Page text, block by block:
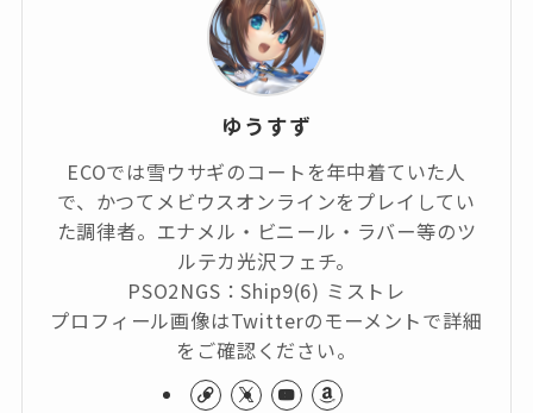
ゆうすず
ECOでは雪ウサギのコートを年中着ていた人
で、かつてメビウスオンラインをプレイしてい
た調律者。エナメル・ビニール・ラバー等のツ
ルテカ光沢フェチ。
PSO2NGS：Ship9(6) ミストレ
プロフィール画像はTwitterのモーメントで詳細
をご確認ください。